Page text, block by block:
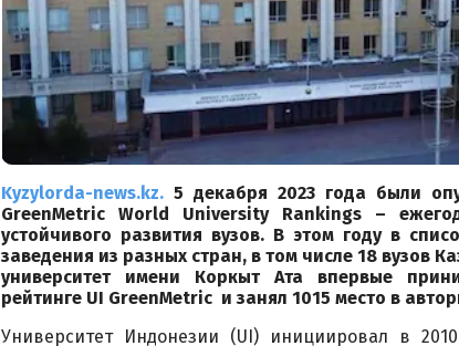
Kyzylorda-news.kz. 5 декабря 2023 года были
GreenMetric World University Rankings –
устойчивого развития вузов. В этом году в
заведения из разных стран, в том числе 18 вузов
университет имени Коркыт Ата впервые
рейтинге UI GreenMetric и занял 1015 место в
Университет Индонезии (UI) инициировал в